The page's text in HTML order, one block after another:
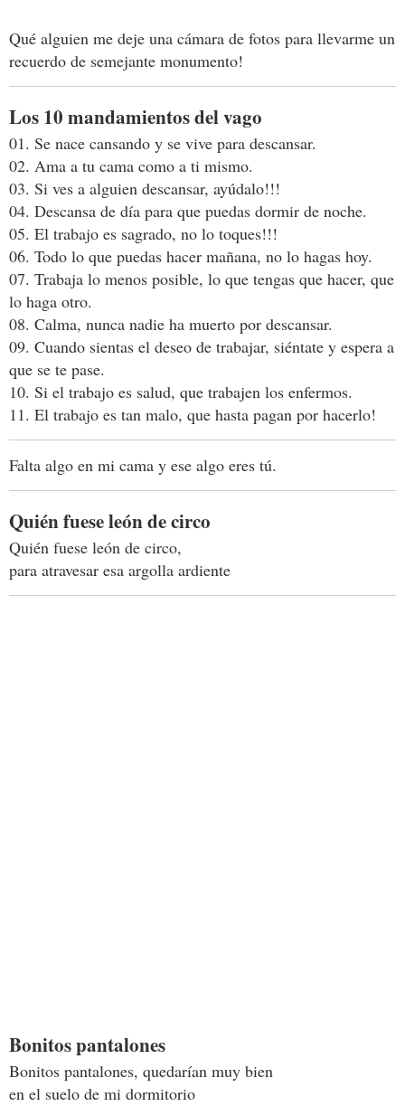
Qué alguien me deje una cámara de fotos para llevarme un
recuerdo de semejante monumento!
Los 10 mandamientos del vago
01. Se nace cansando y se vive para descansar.
02. Ama a tu cama como a ti mismo.
03. Si ves a alguien descansar, ayúdalo!!!
04. Descansa de día para que puedas dormir de noche.
05. El trabajo es sagrado, no lo toques!!!
06. Todo lo que puedas hacer mañana, no lo hagas hoy.
07. Trabaja lo menos posible, lo que tengas que hacer, que
lo haga otro.
08. Calma, nunca nadie ha muerto por descansar.
09. Cuando sientas el deseo de trabajar, siéntate y espera a
que se te pase.
10. Si el trabajo es salud, que trabajen los enfermos.
11. El trabajo es tan malo, que hasta pagan por hacerlo!
Falta algo en mi cama y ese algo eres tú.
Quién fuese león de circo
Quién fuese león de circo,
para atravesar esa argolla ardiente
Bonitos pantalones
Bonitos pantalones, quedarían muy bien
en el suelo de mi dormitorio